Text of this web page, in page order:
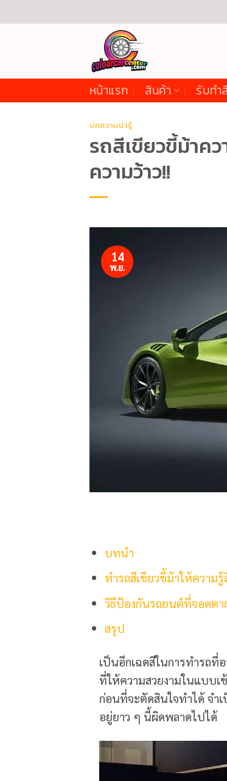
ไป
หน้าแรก สินค้า รับทำ
บทความน่ารู้
รถสีเขียวขี้ม้าค
ความว้าว!!
14
พ.ย.
บทนำ
ทำรถสีเขียวขี้ม้าให้ความ
วิธีป้องกันรถยนต์ที่จอดตา
สรุป
เป็นอีกเฉดสีในการทำรถที่
ที่ให้ความสวยงามในแบบ
ก่อนที่จะตัดสินใจทำได้ จำ
อยู่ยาว ๆ นี้ผิดพลาดไปได้